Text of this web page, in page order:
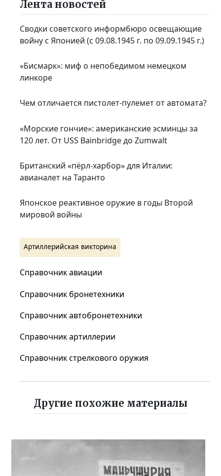
Лента новостей
Сводки советского информбюро освещающие
войну с Японией (с 09.08.1945 г. по 09.09.1945 г.)
«Бисмарк»: миф о непобедимом немецком
линкоре
Чем отличается пистолет-пулемет от автомата?
«Морские гончие»: американские эсминцы за
120 лет. От USS Bainbridge до Zumwalt
Британский «пёрл-харбор» для Италии:
авианалет на Таранто
Японское реактивное оружие в годы Второй
мировой войны
Артиллерийская викторина
Справочник авиации
Справочник бронетехники
Справочник автобронетехники
Справочник артиллерии
Справочник стрелкового оружия
Другие похожие материалы